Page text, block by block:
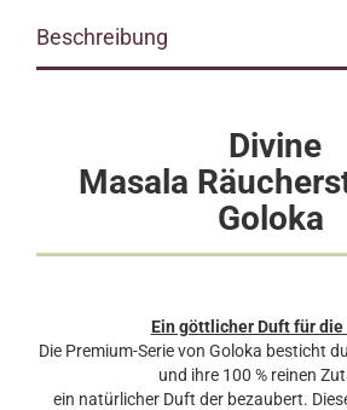
Beschreibung
Divine
Masala
Goloka
Ein göttlicher Duft für die
Die Premium-Serie von Goloka besticht
und ihre 100 % reinen
ein natürlicher Duft der bezaubert.